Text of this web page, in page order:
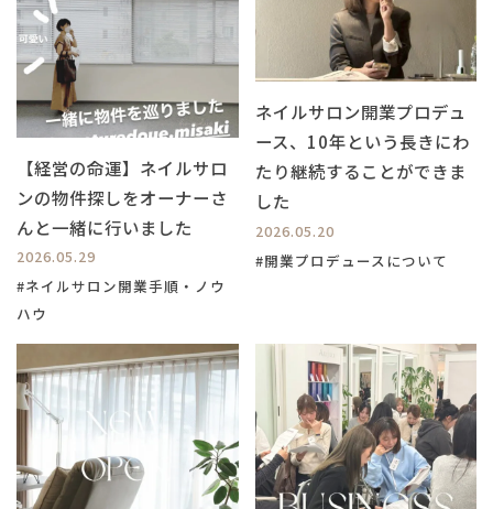
【経営の命運】ネイルサロ
ンの物件探しをオーナーさ
んと一緒に行いました
2026.05.29
#ネイルサロン開業手順・ノウ
ハウ
ネイルサロン開業プロデュ
ース、10年という長きにわ
たり継続することができま
した
2026.05.20
#開業プロデュースについて